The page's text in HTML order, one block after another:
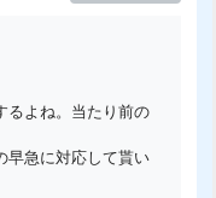
るよね。当たり前の
早急に対応して貰い